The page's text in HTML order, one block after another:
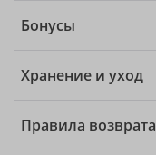
Бонусы
Хранение и уход
Правила возврата